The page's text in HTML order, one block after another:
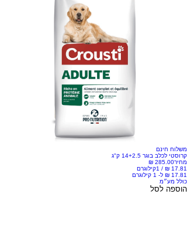
משלוח חינם
קרוסטי לכלב בוגר 14+2.5 ק"ג
מחיר
/ 1קילוגרם
כולל מע״מ
הוספה לסל